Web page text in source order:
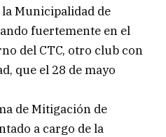
Municipalidad de
fuertemente en el
del CTC, otro club con
que el 28 de mayo
de Mitigación de
a cargo de la